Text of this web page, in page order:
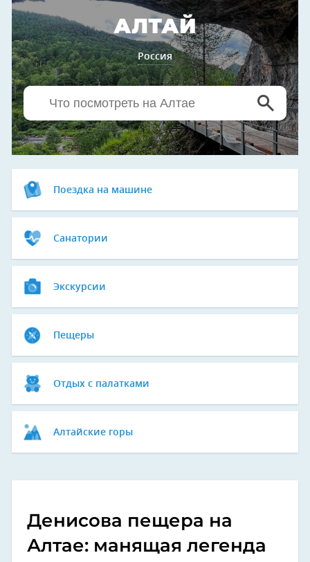
АЛТАЙ
Россия
Поездка на машине
Санатории
Экскурсии
Пещеры
Отдых с палатками
Алтайские горы
Денисова пещера на
Алтае: манящая легенда